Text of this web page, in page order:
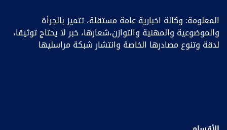
المعلومة: وكالة اخبارية عامة مستقلة، تتميز بالجرأة
والموضوعية والمهنية والتوازن،شعارها، خبر ﻻ يحتاج توثيقا،
لدقة وتنوع مصادرها الخاصة وانتشار شبكة مراسليها